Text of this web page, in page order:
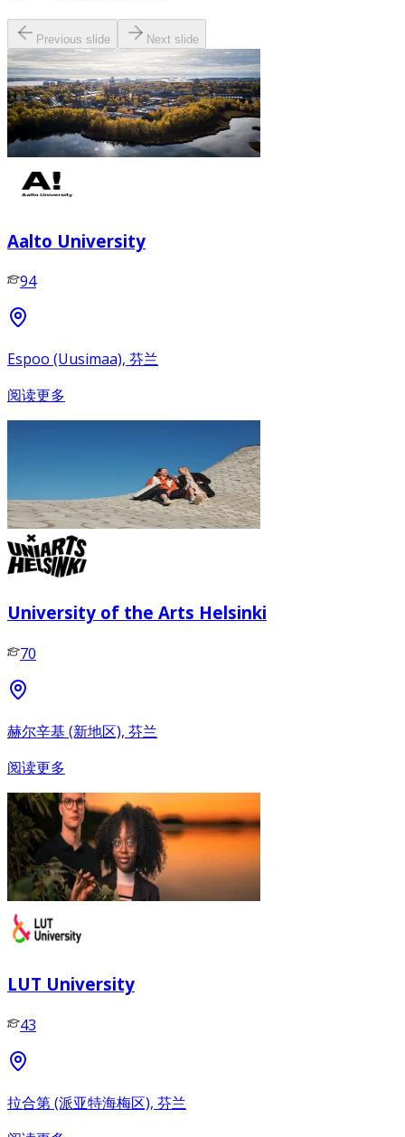
Previous slide Next slide
Aalto University
94
Espoo (Uusimaa), 芬兰
阅读更多
University of the Arts Helsinki
70
赫尔辛基 (新地区), 芬兰
阅读更多
LUT University
43
拉合第 (派亚特海梅区), 芬兰